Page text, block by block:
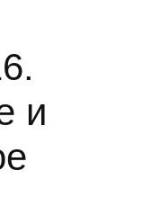
и